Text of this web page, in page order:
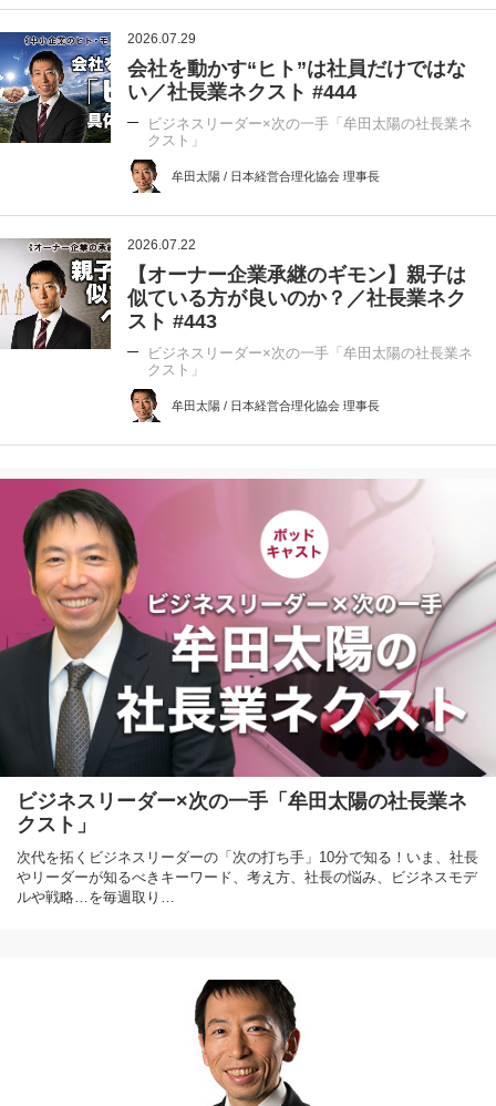
2026.07.29
会社を動かす“ヒト”は社員だけではな
い／社長業ネクスト #444
ビジネスリーダー×次の一手「牟田太陽の社長業ネ
クスト」
牟田太陽 / 日本経営合理化協会 理事長
2026.07.22
【オーナー企業承継のギモン】親子は
似ている方が良いのか？／社長業ネク
スト #443
ビジネスリーダー×次の一手「牟田太陽の社長業ネ
クスト」
牟田太陽 / 日本経営合理化協会 理事長
ビジネスリーダー×次の一手「牟田太陽の社長業ネ
クスト」
次代を拓くビジネスリーダーの「次の打ち手」10分で知る！いま、社長
やリーダーが知るべきキーワード、考え方、社長の悩み、ビジネスモデ
ルや戦略…を毎週取り…